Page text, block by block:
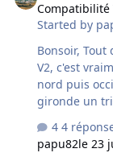
Compatibilité
Started by
Bonsoir, Tout d'abord bravo, tout a été dit pour AQVFR
V2, c'est vraiment une
nord puis occitania B9 devant LFCY
gironde un triangle de terre apparait et la cote est
desactivant
arrive-t-il qu'a moi.? il faut
4
papu82le 23